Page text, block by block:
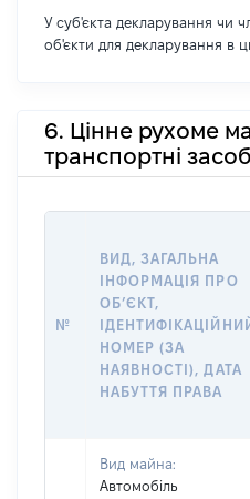
У суб'єкта декларування чи
об'єкти для декларування в
6. Цінне рухоме
транспортні
№
ВИД, ЗАГАЛЬНА
ІНФОРМАЦІЯ ПРО
ОБʼЄКТ,
НОМЕР (ЗА
НАЯВНОСТІ), ДАТА
НАБУТТЯ ПРАВА
Вид майна:
Автомобіль